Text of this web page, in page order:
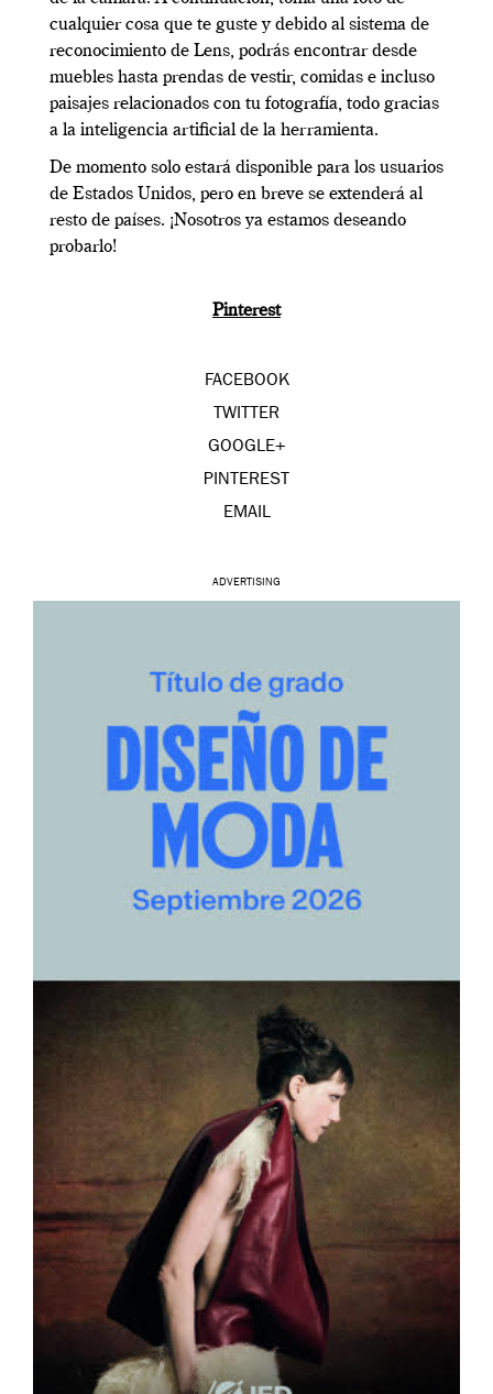
cualquier cosa que te guste y debido al sistema de
reconocimiento de Lens, podrás encontrar desde
muebles hasta prendas de vestir, comidas e incluso
paisajes relacionados con tu fotografía, todo gracias
a la inteligencia artificial de la herramienta.
De momento solo estará disponible para los usuarios
de Estados Unidos, pero en breve se extenderá al
resto de países. ¡Nosotros ya estamos deseando
probarlo!
Pinterest
FACEBOOK
TWITTER
GOOGLE+
PINTEREST
EMAIL
ADVERTISING